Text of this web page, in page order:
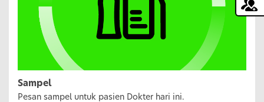
Sampel
Pesan sampel untuk pasien Dokter hari ini.